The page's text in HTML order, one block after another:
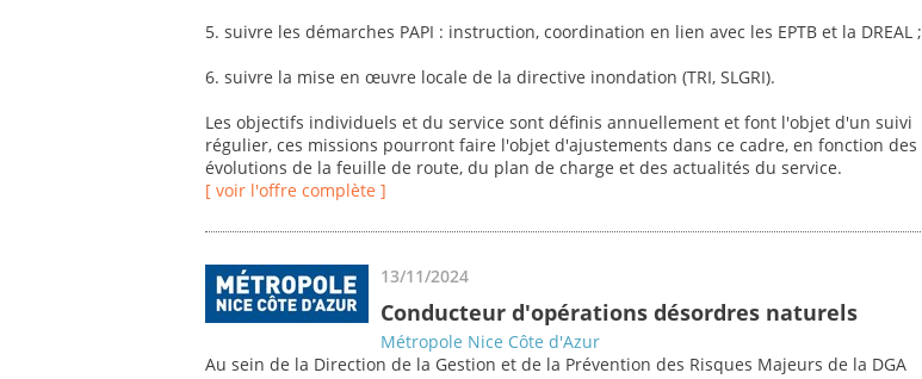
5. suivre les démarches PAPI : instruction, coordination en lien avec les EPTB et la DREAL ;
6. suivre la mise en œuvre locale de la directive inondation (TRI, SLGRI).
Les objectifs individuels et du service sont définis annuellement et font l'objet d'un suivi
régulier, ces missions pourront faire l'objet d'ajustements dans ce cadre, en fonction des
évolutions de la feuille de route, du plan de charge et des actualités du service.
[ voir l'offre complète ]
13/11/2024
Conducteur d'opérations désordres naturels
Métropole Nice Côte d'Azur
Au sein de la Direction de la Gestion et de la Prévention des Risques Majeurs de la DGA